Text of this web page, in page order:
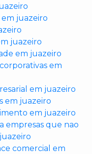
juazeiro
juazeiro
em juazeiro
em
em juazeiro
em juazeiro
em juazeiro
empresas que nao
comercial em